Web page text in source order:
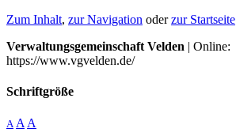
Zum Inhalt, zur Navigation oderzur Startseite
Verwaltungsgemeinschaft Velden | Online:
https://www.vgvelden.de/
Schriftgröße
A A A